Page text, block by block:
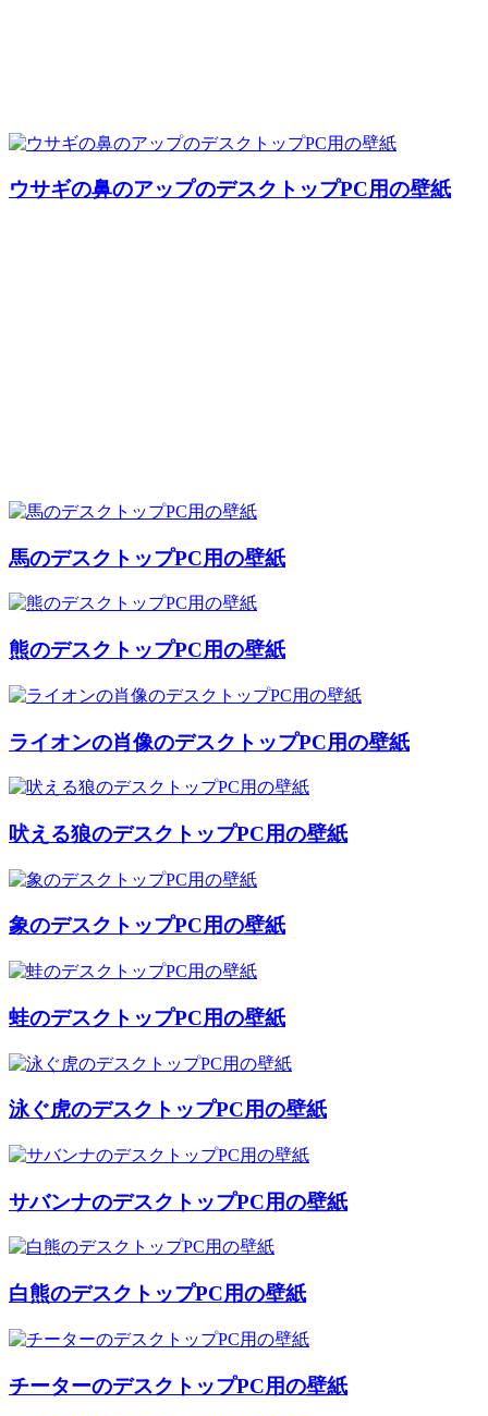
ウサギの鼻のアップのデスクトップPC用の壁紙
馬のデスクトップPC用の壁紙
熊のデスクトップPC用の壁紙
ライオンの肖像のデスクトップPC用の壁紙
吠える狼のデスクトップPC用の壁紙
象のデスクトップPC用の壁紙
蛙のデスクトップPC用の壁紙
泳ぐ虎のデスクトップPC用の壁紙
サバンナのデスクトップPC用の壁紙
白熊のデスクトップPC用の壁紙
チーターのデスクトップPC用の壁紙